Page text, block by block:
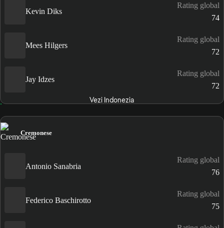
Kevin Diks
Rating global
74
Mees Hilgers
Rating global
72
Jay Idzes
Rating global
72
Vezi Indonezia
Cremonese
Antonio Sanabria
Rating global
76
Federico Baschirotto
Rating global
75